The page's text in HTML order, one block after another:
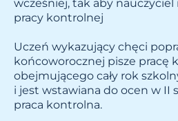
wcześniej, tak aby
pracy kontrolnej
Uczeń wykazujący chęci
końcoworocznej pisze pracę
obejmującego cały rok
i jest wstawiana do ocen w II
praca kontrolna.